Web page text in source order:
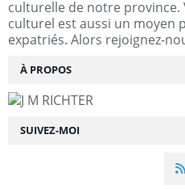
SUIVEZ-MOI
culturelle de notre province.
culturel est aussi un
expatriés. Alors rejoignez-
À PROPOS